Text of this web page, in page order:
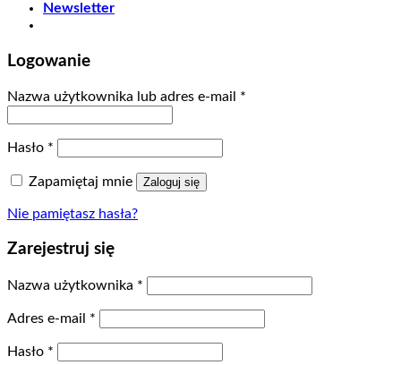
Newsletter
Logowanie
Nazwa użytkownika lub adres e-mail *
Hasło *
Zapamiętaj mnie Zaloguj się
Nie pamiętasz hasła?
Zarejestruj się
Nazwa użytkownika *
Adres e-mail *
Hasło *